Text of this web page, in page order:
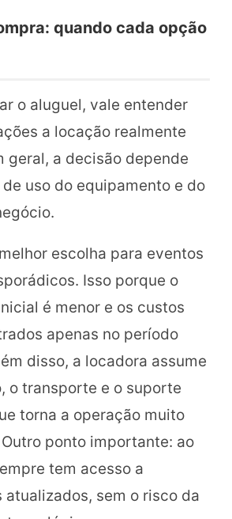
quando cada opção
o aluguel, vale entender
a locação realmente
geral, a decisão depende
uso do equipamento e do
escolha para eventos
Isso porque o
é menor e os custos
apenas no período
disso, a locadora assume
o transporte e o suporte
torna a operação muito
ponto importante: ao
tem acesso a
atualizados, sem o risco da